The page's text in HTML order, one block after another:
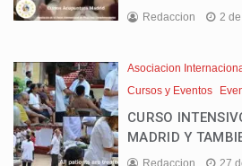
Redaccion 2
Asociacion
Cursos y Eventos
CURSO
MADRID Y
Redaccion 27